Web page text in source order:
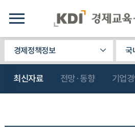
경제정책정보 국
최신자료 전망·동향 기업